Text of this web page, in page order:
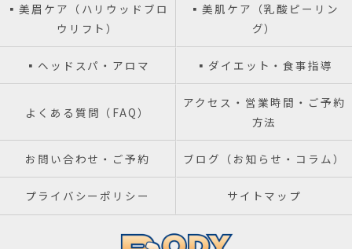
▪️美眉ケア（ハリウッドブロ
ウリフト）
▪️美肌ケア（乳酸ピーリン
グ）
▪️ヘッドスパ・アロマ ▪️ダイエット・食事指導
よくある質問（FAQ）
アクセス・営業時間・ご予約
方法
お問い合わせ・ご予約 ブログ（お知らせ・コラム）
プライバシーポリシー サイトマップ